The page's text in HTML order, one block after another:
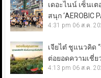
เดอะไนน์ เซ็นเ
สนุก ‘AEROBIC
4:31 pm 06 ส.ค.
เจียไต๋ ชูแนวคิด
ต่อยอดความเชี่
4:13 pm 06 ส.ค.